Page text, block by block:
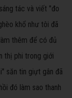
tác và viết "đo
khổ như tôi đã
thêm để có đủ
thị phi trong giới
săn tin giựt gân đã
đó làm sao thanh